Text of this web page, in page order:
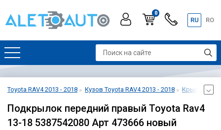
0
RU RO
Toyota RAV4 2013 - 2018 Кузов Toyota RAV4 2013 - 2018 Крылья
Подкрылок передний правый Toyota Rav4
13-18 5387542080 Арт 473666 новый